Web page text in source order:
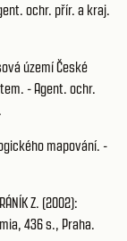
ochr. přír. a kraj.
území České
- Agent. ochr.
mapování. -
Z. (2002):
436 s., Praha.